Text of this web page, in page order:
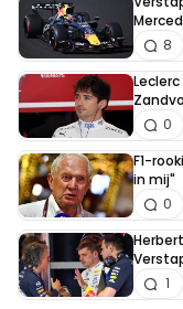
8
0
F1-
in mij"
0
1